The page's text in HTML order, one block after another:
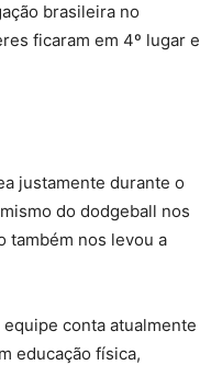
brasileira no
ficaram em 4º lugar e
justamente durante o
do dodgeball nos
também nos levou a
conta atualmente
educação física,